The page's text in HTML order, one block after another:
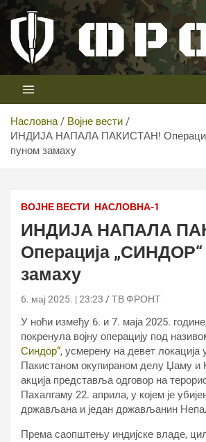
Скип
цонтент
Телевизија ФРОНТ
Први војни канал у Србији
Насловна
Војне вести
ИНДИЈА НАПАЛА ПАКИСТАН!
пуном замаху
ВОЈНЕ ВЕСТИ НАСЛОВНА-1
ИНДИЈА НАПАЛА
Операција
замаху
6. мај 2025. | 23:23 ТВ ФРОНТ
У ноћи између 6. и 7. маја 2025.
покренула војну операцију под
Синдор“, усмерену на девет локација
Пакистаном окупираном делу Џаму
акција представља одговор на
Пахалгаму 22. априла, у којем је
држављана и један држављанин
Према саопштењу индијске владе,